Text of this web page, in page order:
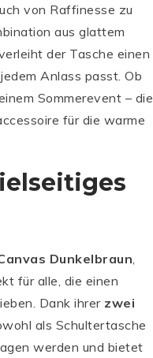
von Raffinesse zu
aus glattem
der Tasche einen
Anlass passt. Ob
Sommerevent – die
für die warme
Dunkelbraun
für alle, die einen
Dank ihrer zwei
als Schultertasche
werden und bietet